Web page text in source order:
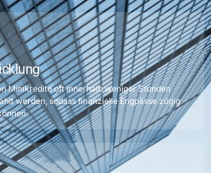
Minikredite oft innerhalb weniger Stunden
werden, sodass finanzielle Engpässe zügig